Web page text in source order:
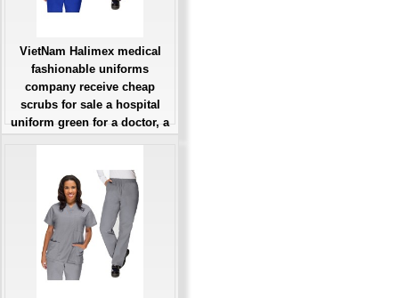
VietNam Halimex medical
fashionable uniforms
company receive cheap
scrubs for sale a hospital
uniform green for a doctor, a
Giá: Liên Hệ
Đặt hàng